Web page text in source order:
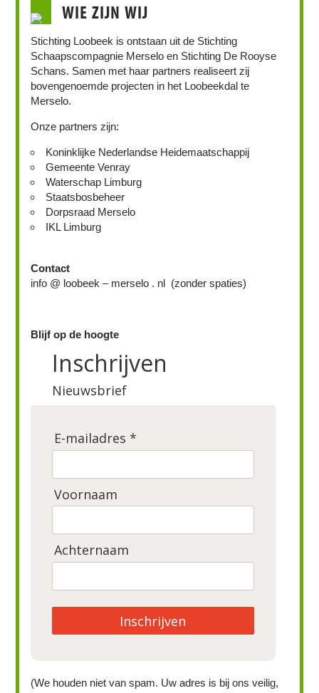
WIE ZIJN WIJ
Stichting Loobeek is ontstaan uit de Stichting
Schaapscompagnie Merselo en Stichting De Rooyse
Schans. Samen met haar partners realiseert zij
bovengenoemde projecten in het Loobeekdal te
Merselo.
Onze partners zijn:
Koninklijke Nederlandse Heidemaatschappij
Gemeente Venray
Waterschap Limburg
Staatsbosbeheer
Dorpsraad Merselo
IKL Limburg
Contact
info @ loobeek – merselo . nl (zonder spaties)
Blijf op de hoogte
Inschrijven
Nieuwsbrief
E-mailadres *
Voornaam
Achternaam
Inschrijven
(We houden niet van spam. Uw adres is bij ons veilig,